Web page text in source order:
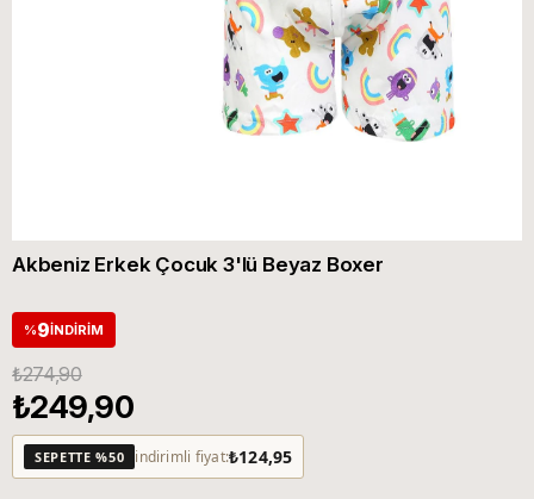
Akbeniz Erkek Çocuk 3'lü Beyaz Boxer
%9İNDIRIM
₺274,90
₺249,90
SEPETTE %50 indirimli fiyat:₺124,95